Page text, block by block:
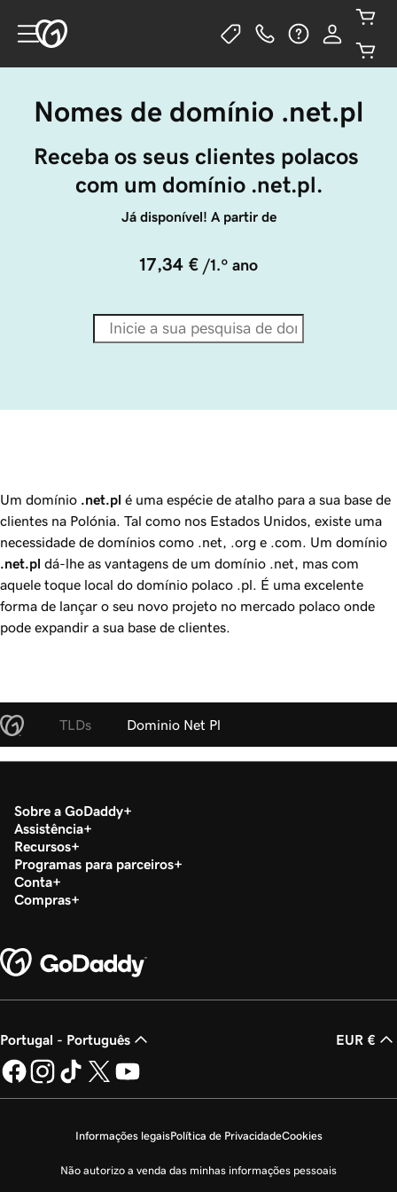
Nomes de domínio .net.pl
Receba os seus clientes polacos
com um domínio .net.pl.
Já disponível! A partir de
17,34 € /1.º ano
Um domínio .net.pl é uma espécie de atalho para a sua base de
clientes na Polónia. Tal como nos Estados Unidos, existe uma
necessidade de domínios como .net, .org e .com. Um domínio
.net.pl dá-lhe as vantagens de um domínio .net, mas com
aquele toque local do domínio polaco .pl. É uma excelente
forma de lançar o seu novo projeto no mercado polaco onde
pode expandir a sua base de clientes.
TLDs Dominio Net Pl
Sobre a GoDaddy
Assistência
Recursos
Programas para parceiros
Conta
Compras
Portugal - Português EUR €
Informações legaisPolítica de PrivacidadeCookies
Não autorizo a venda das minhas informações pessoais